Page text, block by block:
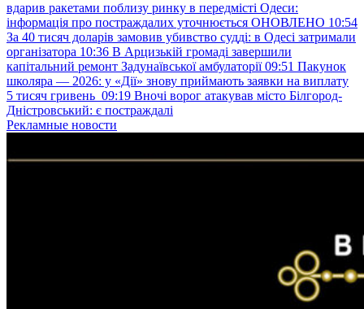
вдарив ракетами поблизу ринку в передмісті Одеси:
інформація про постраждалих уточнюється ОНОВЛЕНО 10:54
За 40 тисяч доларів замовив убивство судді: в Одесі затримали
організатора 10:36 В Арцизькій громаді завершили
капітальний ремонт Задунаївської амбулаторії 09:51 Пакунок
школяра — 2026: у «Дії» знову приймають заявки на виплату
5 тисяч гривень 09:19 Вночі ворог атакував місто Білгород-
Дністровський: є постраждалі
Рекламные новости